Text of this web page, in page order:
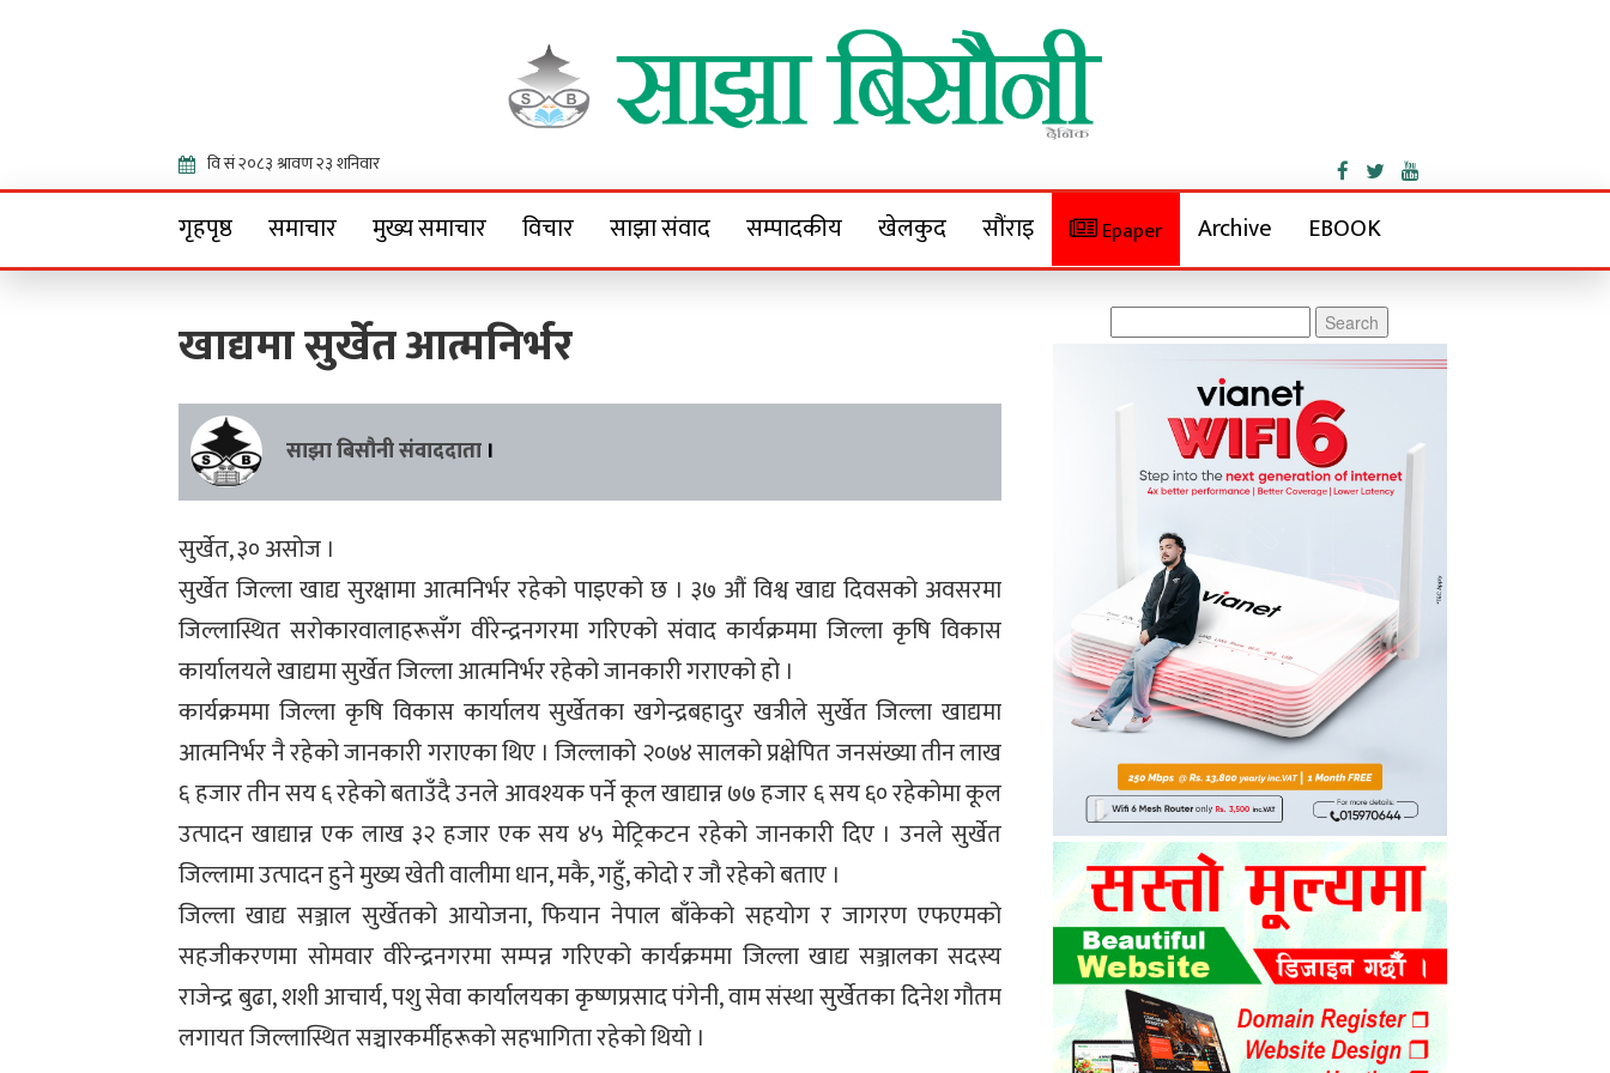
Sajha Bisaunee
गृहपृष्ठ समाचार मुख्य समाचार विचार साझा संवाद सम्पादकीय खेलकुद सौंराइ Epaper Archive EBOOK
खाद्यमा सुर्खेत आत्मनिर्भर
साझा बिसौनी संवाददाता ।
सुर्खेत, ३० असोज ।
सुर्खेत जिल्ला खाद्य सुरक्षामा आत्मनिर्भर रहेको पाइएको छ । ३७ औं विश्व खाद्य दिवसको अवसरमा
जिल्लास्थित सरोकारवालाहरूसँग वीरेन्द्रनगरमा गरिएको संवाद कार्यक्रममा जिल्ला कृषि विकास
कार्यालयले खाद्यमा सुर्खेत जिल्ला आत्मनिर्भर रहेको जानकारी गराएको हो ।
कार्यक्रममा जिल्ला कृषि विकास कार्यालय सुर्खेतका खगेन्द्रबहादुर खत्रीले सुर्खेत जिल्ला खाद्यमा
आत्मनिर्भर नै रहेको जानकारी गराएका थिए । जिल्लाको २०७४ सालको प्रक्षेपित जनसंख्या तीन लाख
६ हजार तीन सय ६ रहेको बताउँदै उनले आवश्यक पर्ने कूल खाद्यान्न ७७ हजार ६ सय ६० रहेकोमा कूल
उत्पादन खाद्यान्न एक लाख ३२ हजार एक सय ४५ मेट्रिकटन रहेको जानकारी दिए । उनले सुर्खेत
जिल्लामा उत्पादन हुने मुख्य खेती वालीमा धान, मकै, गहुँ, कोदो र जौ रहेको बताए ।
जिल्ला खाद्य सञ्जाल सुर्खेतको आयोजना, फियान नेपाल बाँकेको सहयोग र जागरण एफएमको
सहजीकरणमा सोमवार वीरेन्द्रनगरमा सम्पन्न गरिएको कार्यक्रममा जिल्ला खाद्य सञ्जालका सदस्य
राजेन्द्र बुढा, शशी आचार्य, पशु सेवा कार्यालयका कृष्णप्रसाद पंगेनी, वाम संस्था सुर्खेतका दिनेश गौतम
लगायत जिल्लास्थित सञ्चारकर्मीहरूको सहभागिता रहेको थियो ।
for: